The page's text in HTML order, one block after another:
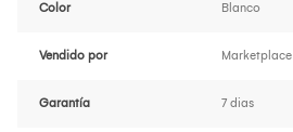
Color Blanco
Vendido por Marketplace
Garantía 7 dias